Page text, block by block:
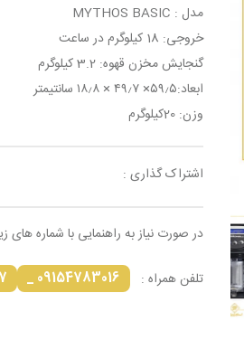
مدل : MYTHOS BASIC
خروجی: 18 کیلوگرم در ساعت
گنجایش مخزن قهوه: 3.2 کیلوگرم
ابعاد:۵۹٫۵× ۴۹٫۷ × ۱۸٫۸ سانتیمتر
وزن: 20کیلوگرم
اشتراک گذاری :
در صورت نیاز به راهنمایی با شماره های
تلفن همراه : 09154783016 _